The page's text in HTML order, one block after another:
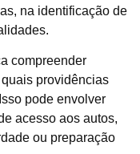
na identificação de
compreender
providências
pode envolver
acesso aos autos,
ou preparação